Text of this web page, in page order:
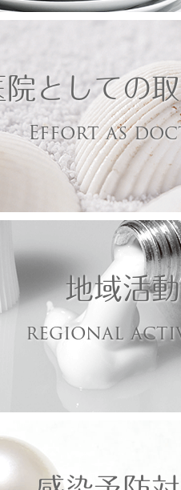
院としての
Effort as
地域活動
regional